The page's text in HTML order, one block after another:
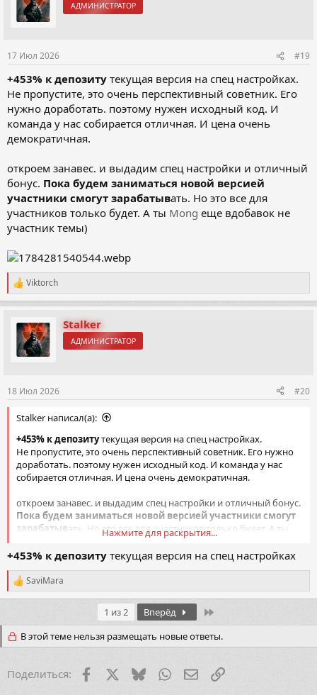
АДМИНИСТРАТОР
17 Июл 2026 #19
+453% к депозиту текущая версия на спец настройках.
Не пропустите, это очень перспективный советник. Его
нужно доработать. поэтому нужен исходный код. И
команда у нас собирается отличная. И цена очень
демократичная.
откроем занавес. и выдадим спец настройки и отличный
бонус. Пока будем заниматься новой версией
участники смогут зарабатывать. Но это все для
участников только будет. А ты Mong еще вдобавок не
участник темы)
Р
е
а
ц
и
Viktorch
Stalker
АДМИНИСТРАТОР
18 Июл 2026 #20
Stalker написал(а):
+453% к депозитутекущая версия на спец настройках.
Не пропустите, это очень перспективный советник. Его нужно
доработать. поэтому нужен исходный код. И команда у нас
собирается отличная. И цена очень демократичная.
откроем занавес. и выдадим спец настройки и отличный бонус.
Пока будем заниматься новой версией участники смогут
зарабатывать. Но это все для участников только будет. А ты
еще вдобавок не участник темы)
Посмотреть вложение 39406
Нажмите для раскрытия...
+453% к депозиту текущая версия на спец настройках
Р
е
ц
и
SaviMara
1 из 2 Вперёд
В этой теме нельзя размещать новые ответы.
Поделиться: FacebookX (Twitter)
BlueskyWhatsAppЭлектронная почта
Ссылка